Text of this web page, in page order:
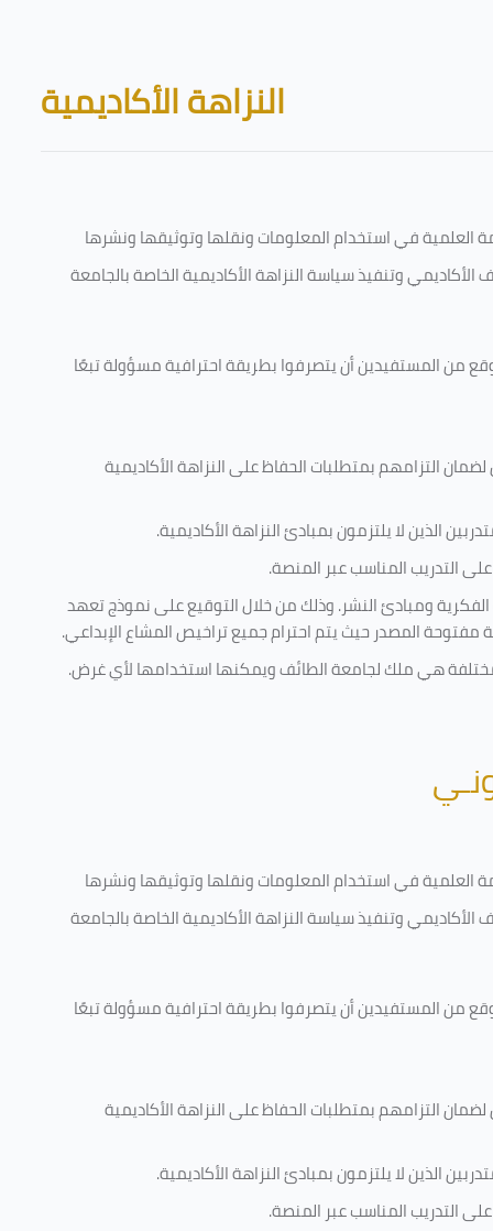
Blocks
النزاهة الأكاديمية
العلمية في استخدام المعلومات ونقلها وتوثيقها ونشرها
وتنفيذ سياسة النزاهة الأكاديمية الخاصة بالجامعة
من المستفيدين أن يتصرفوا بطريقة احترافية مسؤولة تبعًا
التزامهم بمتطلبات الحفاظ على النزاهة الأكاديمية
الذين لا يلتزمون بمبادئ النزاهة الأكاديمية.
التدريب المناسب عبر المنصة.
ومبادئ النشر. وذلك من خلال التوقيع على نموذج تعهد
مفتوحة المصدر حيث يتم احترام جميع تراخيص المشاع الإبداعي.
مختلفة هي ملك لجامعة الطائف ويمكنها استخدامها لأي غرض.
العلمية في استخدام المعلومات ونقلها وتوثيقها ونشرها
وتنفيذ سياسة النزاهة الأكاديمية الخاصة بالجامعة
من المستفيدين أن يتصرفوا بطريقة احترافية مسؤولة تبعًا
التزامهم بمتطلبات الحفاظ على النزاهة الأكاديمية
الذين لا يلتزمون بمبادئ النزاهة الأكاديمية.
التدريب المناسب عبر المنصة.